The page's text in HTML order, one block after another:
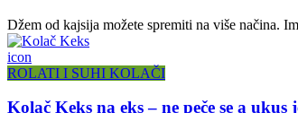
Džem od kajsija možete spremiti na više načina.
icon
ROLATI I SUHI KOLAČI
Kolač Keks na eks – ne peče se a ukus